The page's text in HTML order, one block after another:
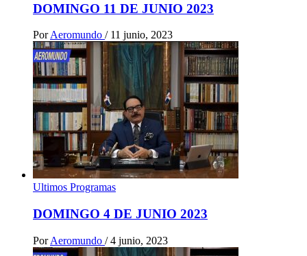
DOMINGO 11 DE JUNIO 2023
PorAeromundo / 11 junio, 2023
Ultimos Programas
DOMINGO 4 DE JUNIO 2023
Por Aeromundo / 4 junio, 2023